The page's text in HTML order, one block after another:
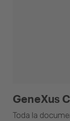
GeneXus
Toda la